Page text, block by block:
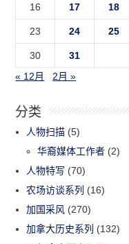
16 17 18
23 24 25
30
31
« 12月
2月 »
分类
人物扫描 (5)
华裔媒体工作者 (2)
人物特写 (70)
农场访谈系列 (16)
加国采风 (270)
加拿大历史系列 (132)